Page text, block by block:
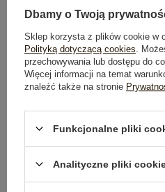
GŁÓWNE PARAMETRY
OPINIE O PRODUKCIE (0)
WYSYŁKA I DOSTAWA
OSTATNIO
Dbamy o Twoją
Sklep korzysta z plików cookie w
Polityką dotyczącą cookies .
przechowywania lub dostępu do
Więcej informacji na temat
znaleźć także na stronie
Funkcjonalne pliki
Analityczne pliki